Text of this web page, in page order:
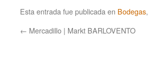
Esta entrada fue publicada en Bodegas,
← Mercadillo | Markt BARLOVENTO